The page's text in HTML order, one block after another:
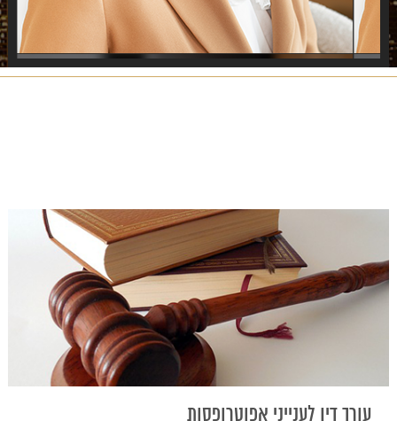
עורך דין לענייני אפוטרופסות